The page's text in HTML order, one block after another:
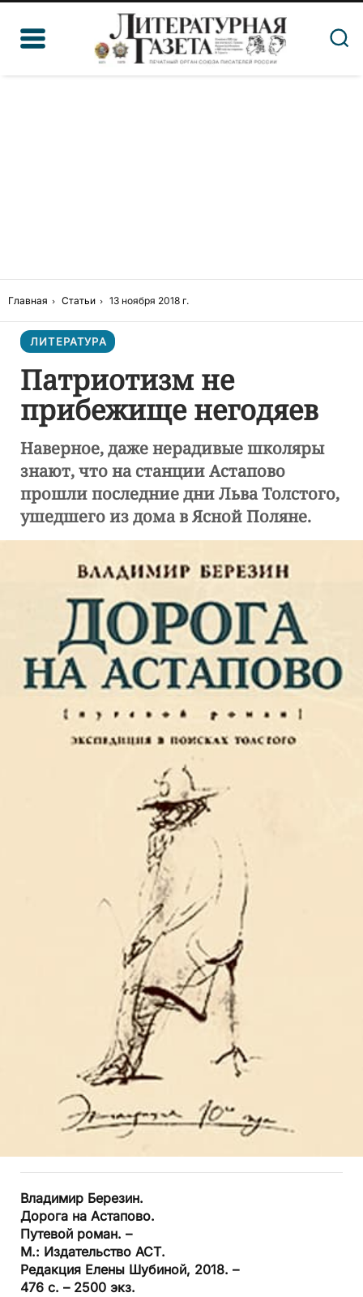
Главная Статьи 13 ноября 2018 г.
ЛИТЕРАТУРА
Патриотизм не
прибежище негодяев
Наверное, даже нерадивые школяры
знают, что на станции Астапово
прошли последние дни Льва Толстого,
ушедшего из дома в Ясной Поляне.
Владимир Березин.
Дорога на Астапово.
Путевой роман. –
М.: Издательство АСТ.
Редакция Елены Шубиной, 2018. –
476 с. – 2500 экз.